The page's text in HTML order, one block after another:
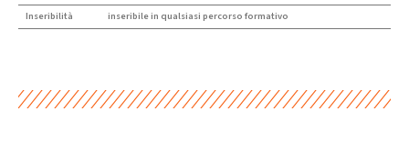
Inseribilità
inseribile in qualsiasi percorso formativo